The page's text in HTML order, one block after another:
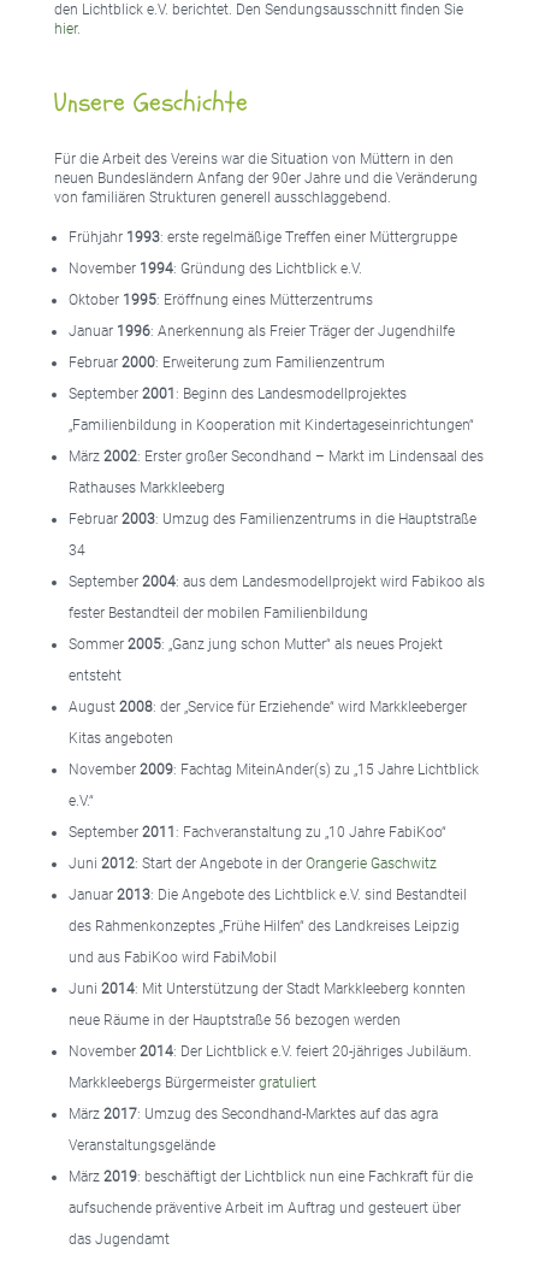
den Lichtblick e.V. berichtet. Den Sendungsausschnitt finden Sie
hier.
Unsere Geschichte
Für die Arbeit des Vereins war die Situation von Müttern in den
neuen Bundesländern Anfang der 90er Jahre und die Veränderung
von familiären Strukturen generell ausschlaggebend.
Frühjahr 1993: erste regelmäßige Treffen einer Müttergruppe
November 1994: Gründung des Lichtblick e.V.
Oktober 1995: Eröffnung eines Mütterzentrums
Januar 1996: Anerkennung als Freier Träger der Jugendhilfe
Februar 2000: Erweiterung zum Familienzentrum
September 2001 : Beginn des Landesmodellprojektes
„Familienbildung in Kooperation mit Kindertageseinrichtungen“
März2002: Erster großer Secondhand – Markt im Lindensaal des
Rathauses Markkleeberg
Februar 2003: Umzug des Familienzentrums in die Hauptstraße
34
September2004: aus dem Landesmodellprojekt wird Fabikoo als
fester Bestandteil der mobilen Familienbildung
Sommer2005: „Ganz jung schon Mutter“ als neues Projekt
entsteht
August 2008: der „Service für Erziehende“ wird Markkleeberger
Kitas angeboten
November 2009: Fachtag MiteinAnder(s) zu „15 Jahre Lichtblick
e.V.“
September 2011 : Fachveranstaltung zu „10 Jahre FabiKoo“
Juni 2012: Start der Angebote in der Orangerie Gaschwitz
Januar 2013: Die Angebote des Lichtblick e.V. sind Bestandteil
des Rahmenkonzeptes „Frühe Hilfen“ des Landkreises Leipzig
und aus FabiKoo wird FabiMobil
Juni 2014: Mit Unterstützung der Stadt Markkleeberg konnten
neue Räume in der Hauptstraße 56 bezogen werden
November 2014: Der Lichtblick e.V. feiert 20-jähriges Jubiläum.
Markkleebergs Bürgermeister gratuliert
März 2017: Umzug des Secondhand-Marktes auf das agra
Veranstaltungsgelände
März 2019: beschäftigt der Lichtblick nun eine Fachkraft für die
aufsuchende präventive Arbeit im Auftrag und gesteuert über
das Jugendamt